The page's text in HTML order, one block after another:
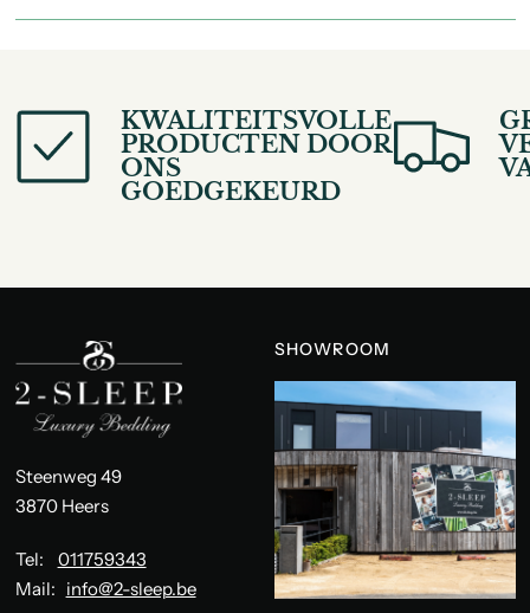
KWALITEITSVOLLE
PRODUCTEN DOOR
ONS
GOEDGEKEURD
Steenweg 49
3870 Heers
Tel: 011759343
Mail: info@2-sleep.be
SHOWROOM